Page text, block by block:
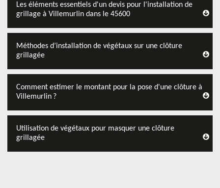
Les éléments essentiels d'un devis pour l'installation de
grillage à Villemurlin dans le 45600
Méthodes d’installation de végétaux sur une clôture
grillagée
Comment estimer le montant pour la pose d'une clôture à
Villemurlin ?
Utilisation de végétaux pour masquer une clôture
grillagée